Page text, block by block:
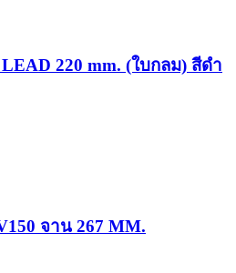
220 mm. (ใบกลม) สีดำ
จาน 267 MM.